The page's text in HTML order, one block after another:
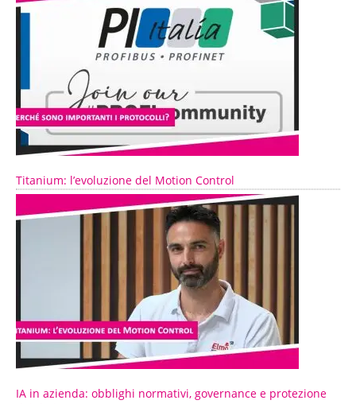
Titanium: l’evoluzione del Motion Control
IA in azienda: obblighi normativi, governance e protezione